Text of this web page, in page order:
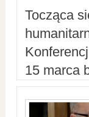
Tocząca
15 marca